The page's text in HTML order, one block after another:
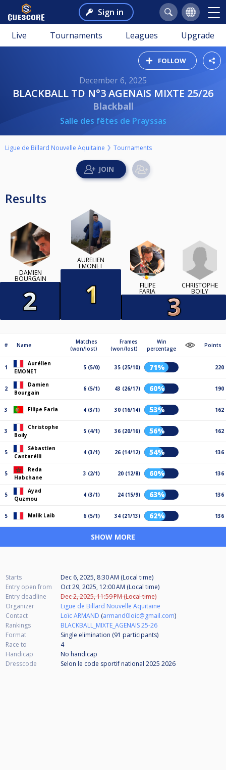
Sign in
Live Tournaments Leagues Upgrade
FOLLOW
December 6, 2025
BLACKBALL TD N°3 AGENAIS MIXTE 25/26
Blackball
Salle des fêtes de Prayssas
Ligue de Billard Nouvelle Aquitaine Tournaments
Results
DAMIEN
BOURGAIN
AURÉLIEN
EMONET
FILIPE
FARIA
CHRISTOPHE
BOILY
# Name
Matches
(won/lost)
Frames
(won/lost)
Win
percentage
Points
1
Aurélien
EMONET
5 (5/0) 35 (25/10) 71% 220
2
Damien
Bourgain
6 (5/1) 43 (26/17) 60% 190
3 Filipe Faria 4 (3/1) 30 (16/14) 53% 162
3
Christophe
Boily
5 (4/1) 36 (20/16) 56% 162
5
Sébastien
Cantarélli
4 (3/1) 26 (14/12) 54% 136
5
Reda
Habchane
3 (2/1) 20 (12/8) 60% 136
5
Ayad
Quzmou
4 (3/1) 24 (15/9) 63% 136
5 Malik Laib 6 (5/1) 34 (21/13) 62% 136
SHOW MORE
Starts
Dec 6, 2025, 8:30 AM (Local time)
Entry open from
Oct 29, 2025, 12:00 AM (Local time)
Entry deadline
Dec 2, 2025, 11:59 PM (Local time)
Organizer
Ligue de Billard Nouvelle Aquitaine
Contact
Loïc ARMAND (armand0loic@gmail.com)
Rankings
BLACKBALL_MIXTE_AGENAIS 25-26
Format
Single elimination (91 participants)
Race to
4
Handicap
No handicap
Dresscode
Selon le code sportif national 2025 2026